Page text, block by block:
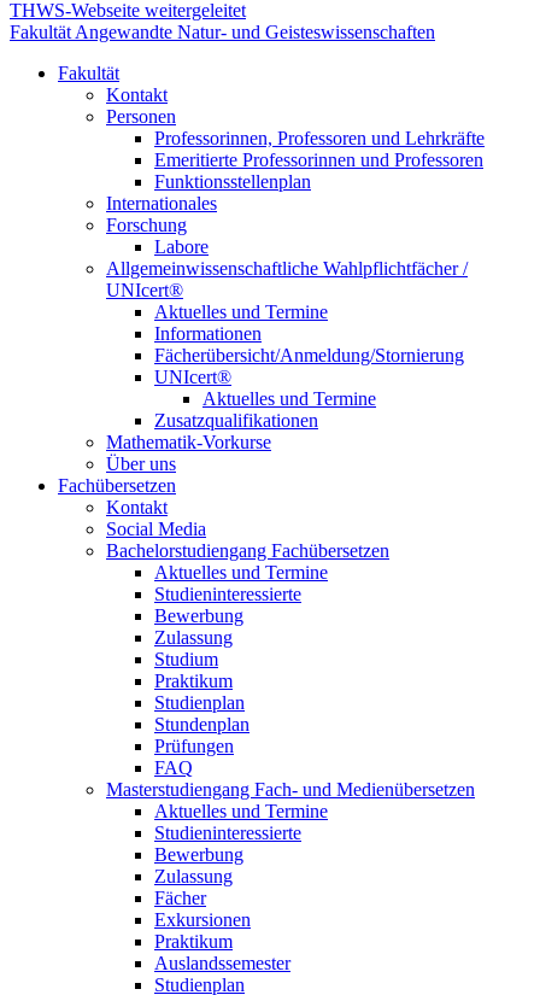
Fakultät Angewandte Natur- und Geisteswissenschaften
Fakultät
Kontakt
Personen
Professorinnen, Professoren und Lehrkräfte
Emeritierte Professorinnen und Professoren
Funktionsstellenplan
Internationales
Forschung
Labore
Allgemeinwissenschaftliche Wahlpflichtfächer /
UNIcert®
Aktuelles und Termine
Informationen
Fächerübersicht/Anmeldung/Stornierung
UNIcert®
Aktuelles und Termine
Zusatzqualifikationen
Mathematik-Vorkurse
Über uns
Fachübersetzen
Kontakt
Social Media
Bachelorstudiengang Fachübersetzen
Aktuelles und Termine
Studieninteressierte
Bewerbung
Zulassung
Studium
Praktikum
Studienplan
Stundenplan
Prüfungen
FAQ
Masterstudiengang Fach- und Medienübersetzen
Aktuelles und Termine
Studieninteressierte
Bewerbung
Zulassung
Fächer
Exkursionen
Praktikum
Auslandssemester
Studienplan